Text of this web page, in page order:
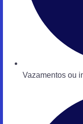
Vazamentos ou